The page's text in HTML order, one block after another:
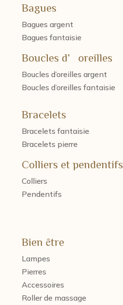
Bagues
Bagues argent
Bagues fantaisie
Boucles d’oreilles
Boucles d’oreilles argent
Boucles d’oreilles fantaisie
Bracelets
Bracelets fantaisie
Bracelets pierre
Colliers et pendentifs
Colliers
Pendentifs
Bien être
Lampes
Pierres
Accessoires
Roller de massage